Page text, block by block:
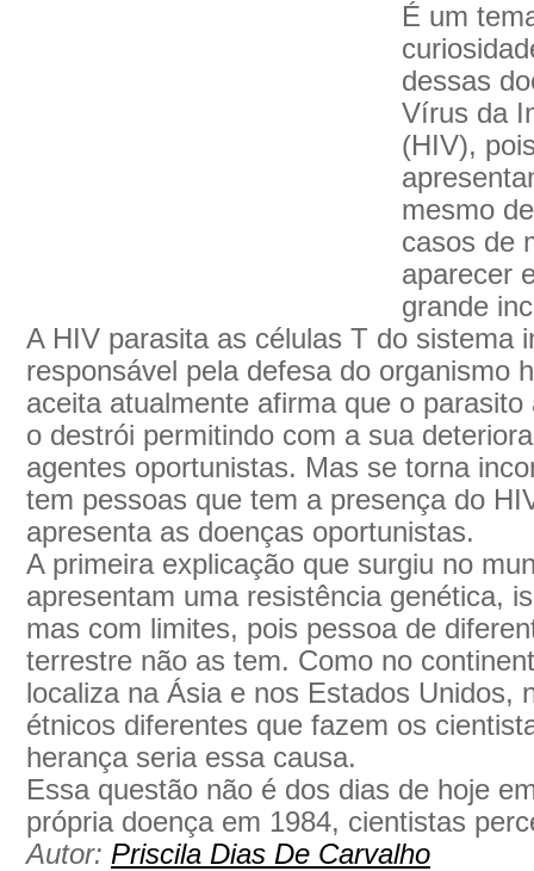
É um
dessas
Vírus da
(HIV),
mesmo
casos de
aparecer
grande
A HIV parasita as células T do sistema
responsável pela defesa do organismo
aceita atualmente afirma que o
o destrói permitindo com a sua
agentes oportunistas. Mas se torna
tem pessoas que tem a presença do
apresenta as doenças oportunistas.
A primeira explicação que surgiu no
apresentam uma resistência genética,
mas com limites, pois pessoa de
terrestre não as tem. Como no
localiza na Ásia e nos Estados Unidos,
étnicos diferentes que fazem os
herança seria essa causa.
Essa questão não é dos dias de hoje
própria doença em 1984, cientistas
Autor: Priscila Dias De Carvalho